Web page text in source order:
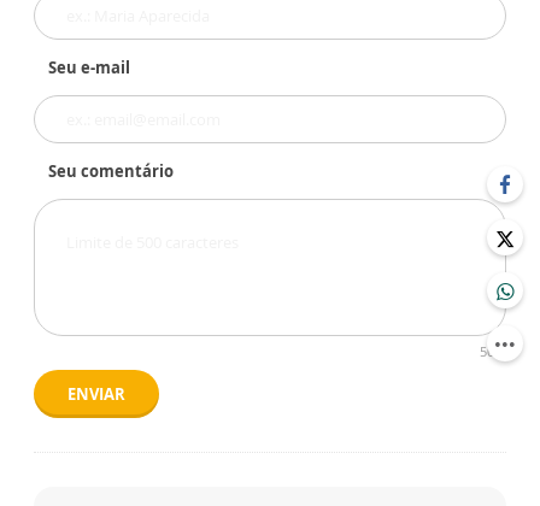
Seu e-mail
Seu comentário
500
ENVIAR